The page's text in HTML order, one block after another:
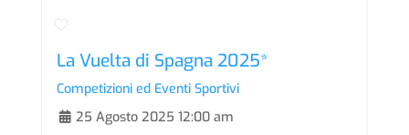
La Vuelta di Spagna 2025*
Competizioni ed Eventi Sportivi
25 Agosto 2025 12:00 am